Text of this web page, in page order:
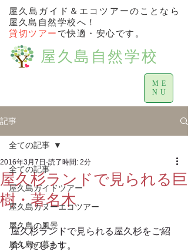
屋久島自然学校
屋久島ガイド＆エコツアーのことなら
屋久島自然学校へ！
貸切ツアー で快適・安心です。
ME
NU
記事
全ての記事
屋久島ガイドツアー
屋久島カヌーエコツアー
屋久島の風景
屋久島の暮らし
全ての記事
屋久杉ランドで見られる巨
樹・著名木
2016年3月7日 読了時間: 2分
屋久杉ランドで見られる屋久杉をご紹
介いたします。